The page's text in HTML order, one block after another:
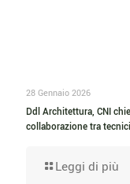
28 Gennaio 2026
Ddl Architettura, CNI
collaborazione tra tecnici
Leggi di più